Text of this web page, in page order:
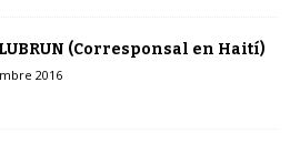
(Corresponsal en Haití)
2016